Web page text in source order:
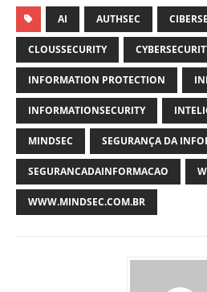
AI AUTHSEC
CLOUSSECURITY
INFORMATION PROTECTION
INFORMATIONSECURITY
MINDSEC SEGURANÇA DA
SEGURANCADAINFORMACAO
WWW.MINDSEC.COM.BR